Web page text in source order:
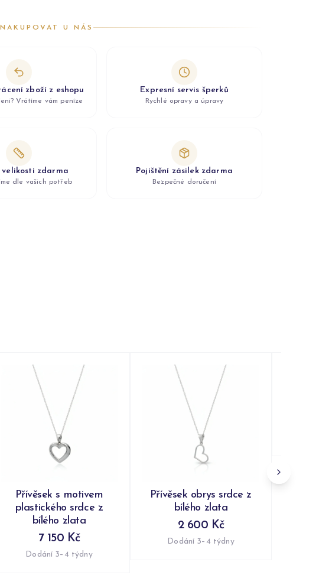
U NÁS
zboží z eshopu
Vrátíme vám peníze
Expresní servis šperků
Rychlé opravy a úpravy
velikosti zdarma
dle vašich potřeb
Pojištění zásilek zdarma
Bezpečné doručení
Přívěsek s motivem
plastického srdce z
bílého zlata
7 150 Kč
Dodání 3–4 týdny
Přívěsek obrys srdce z
bílého zlata
2 600 Kč
Dodání 3–4 týdny